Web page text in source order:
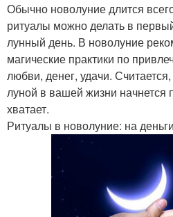
Обычно новолуние длится
ритуалы можно делать в
лунный день. В новолуние
магические практики по
любви, денег, удачи.
луной в вашей жизни начнется
хватает.
Ритуалы в новолуние: на